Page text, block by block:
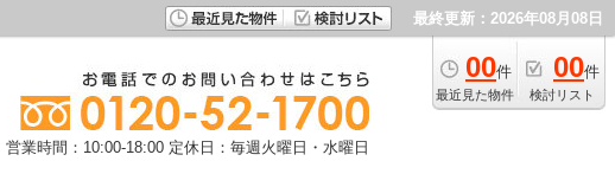
最終更新：2026年08月08日
00件
最近見た物件
00件
検討リスト
営業時間：10:00-18:00 定休日：毎週火曜日・水曜日